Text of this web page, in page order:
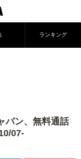
ランキング
パン、無料通話
07-